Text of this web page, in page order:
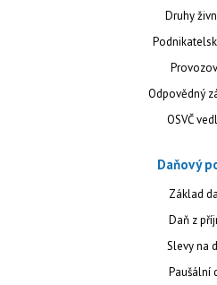
Druhy
Odpovědný
OSVČ
Daňový
Základ
Daň z
Slevy na
Paušální